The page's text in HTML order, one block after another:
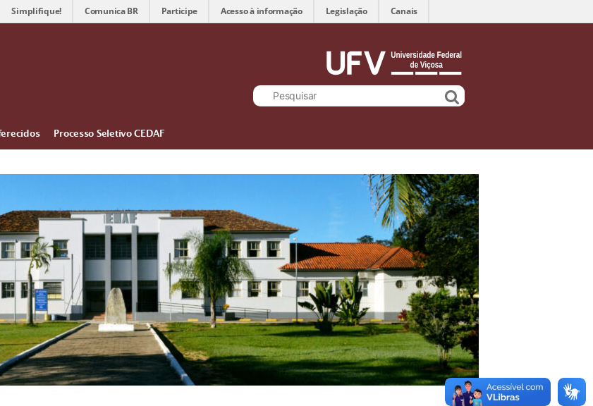
Simplifique! Comunica BR Participe Acesso à informação Legislação Canais
Processo Seletivo CEDAF